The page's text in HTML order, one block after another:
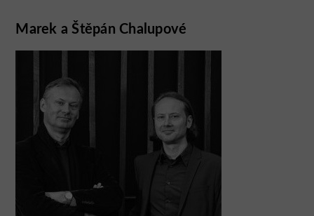
Marek a Štěpán Chalupové